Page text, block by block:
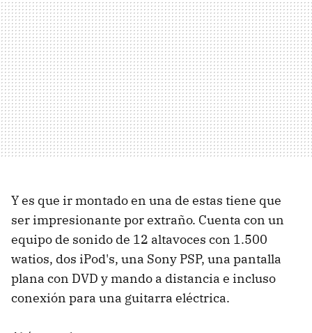
Y es que ir montado en una de estas tiene que
ser impresionante por extraño. Cuenta con un
equipo de sonido de 12 altavoces con 1.500
watios, dos iPod's, una Sony PSP, una pantalla
plana con DVD y mando a distancia e incluso
conexión para una guitarra eléctrica.